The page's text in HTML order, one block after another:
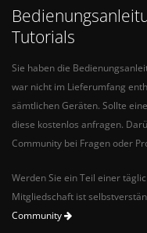
Tutorials
Sie haben die
war nicht im Lieferumfang
sämtlichen Geräten. Sollte
diese kostenlos anfragen.
Community bei Fragen oder
Werden Sie ein Teil einer
Mitgliedschaft ist
Community